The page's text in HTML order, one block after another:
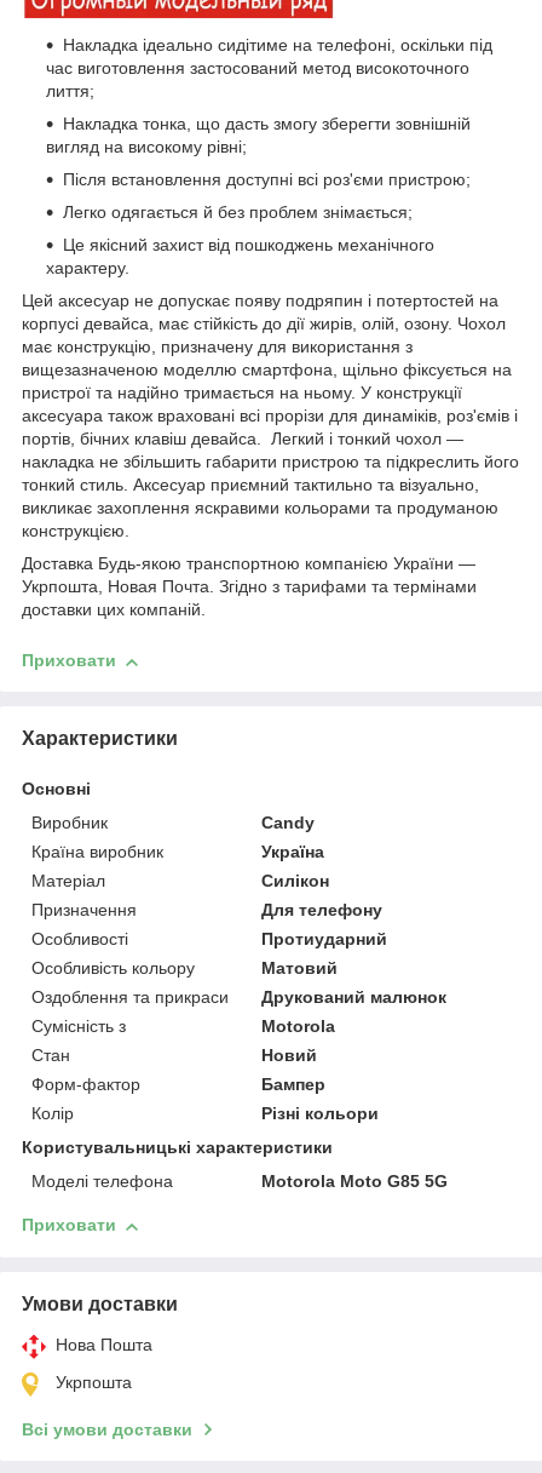
Накладка ідеально сидітиме на телефоні, оскільки під
час виготовлення застосований метод високоточного
лиття;
Накладка тонка, що дасть змогу зберегти зовнішній
вигляд на високому рівні;
Після встановлення доступні всі роз'єми пристрою;
Легко одягається й без проблем знімається;
Це якісний захист від пошкоджень механічного
характеру.
Цей аксесуар не допускає появу подряпин і потертостей на
корпусі девайса, має стійкість до дії жирів, олій, озону. Чохол
має конструкцію, призначену для використання з
вищезазначеною моделлю смартфона, щільно фіксується на
пристрої та надійно тримається на ньому. У конструкції
аксесуара також враховані всі прорізи для динаміків, роз'ємів і
портів, бічних клавіш девайса. Легкий і тонкий чохол —
накладка не збільшить габарити пристрою та підкреслить його
тонкий стиль. Аксесуар приємний тактильно та візуально,
викликає захоплення яскравими кольорами та продуманою
конструкцією.
Доставка Будь-якою транспортною компанією України —
Укрпошта, Новая Почта. Згідно з тарифами та термінами
доставки цих компаній.
Приховати
Характеристики
Основні
Виробник
Candy
Країна виробник
Україна
Матеріал
Силікон
Призначення
Для телефону
Особливості
Протиударний
Особливість кольору
Матовий
Оздоблення та прикраси
Друкований малюнок
Сумісність з
Motorola
Стан
Новий
Форм-фактор
Бампер
Колір
Різні кольори
Користувальницькі характеристики
Моделі телефона
Motorola Moto G85 5G
Приховати
Умови доставки
Нова Пошта
Укрпошта
Всі умови доставки